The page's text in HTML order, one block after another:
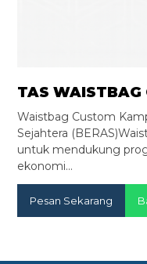
TAS WAISTBAG
Waistbag Custom
Sejahtera
untuk mendukung
ekonomi…
Pesan Sekarang